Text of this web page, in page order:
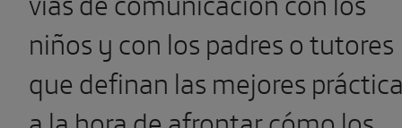
niños y con los padres o tutores
que definan las mejores